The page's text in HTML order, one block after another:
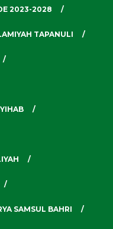
2023-2028
TAPANULI
SAMSUL BAHRI